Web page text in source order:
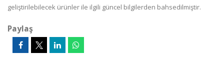
geliştirilebilecek ürünler ile ilgili güncel bilgilerden bahsedilmiştir.
Paylaş